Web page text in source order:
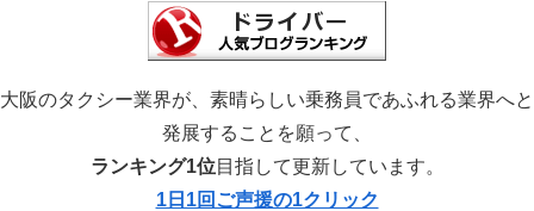
大阪のタクシー業界が、素晴らしい乗務員であふれる業界へと
発展することを願って、
ランキング1位目指して更新しています。
1日1回ご声援の1クリック